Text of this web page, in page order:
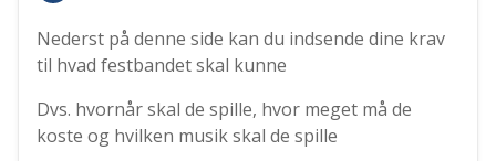
Nederst på denne side kan du indsende dine krav
til hvad festbandet skal kunne
Dvs. hvornår skal de spille, hvor meget må de
koste og hvilken musik skal de spille